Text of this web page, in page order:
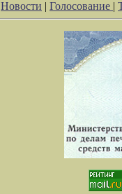
Новости | Голосование |